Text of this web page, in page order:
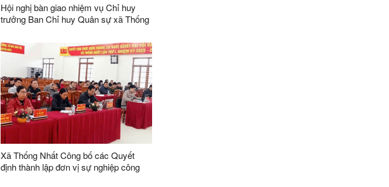
Hội nghị bàn giao nhiệm vụ Chỉ huy
trưởng Ban Chỉ huy Quân sự xã Thống
Xã Thống Nhất Công bố các Quyết
định thành lập đơn vị sự nghiệp công